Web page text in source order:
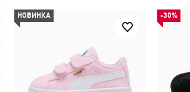
НОВИНКА -30%